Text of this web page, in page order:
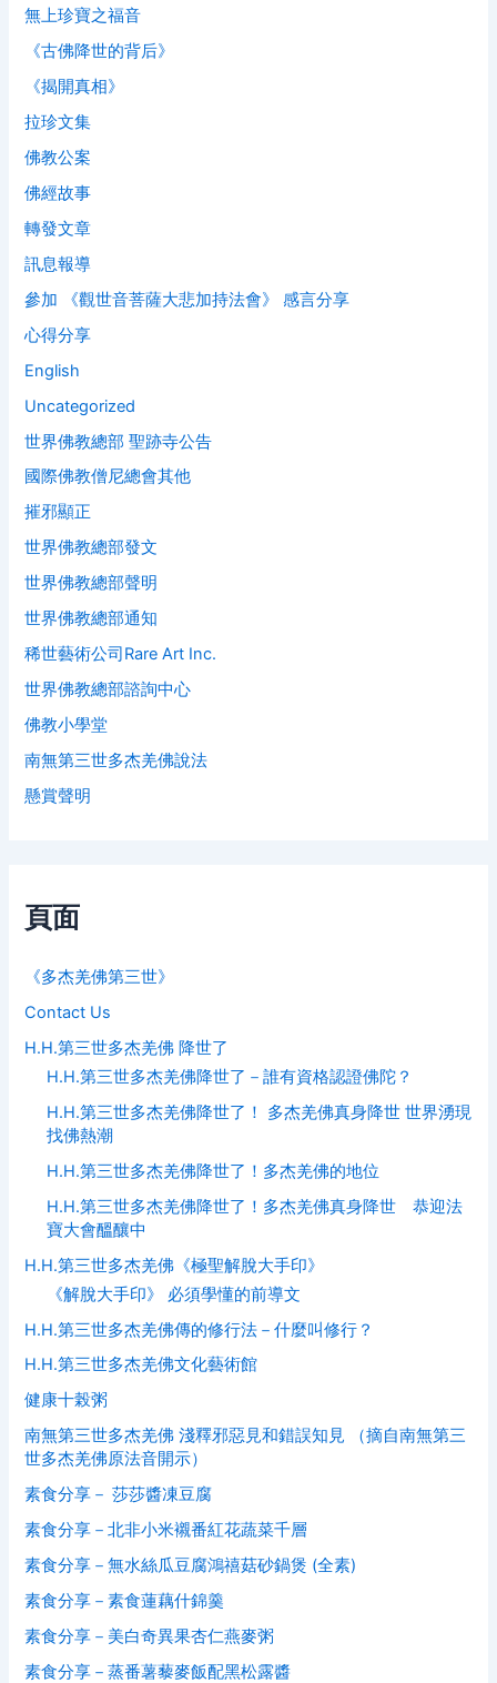
無上珍寶之福音
《古佛降世的背后》
《揭開真相》
拉珍文集
佛教公案
佛經故事
轉發文章
訊息報導
參加 《觀世音菩薩大悲加持法會》 感言分享
心得分享
English
Uncategorized
世界佛教總部 聖跡寺公告
國際佛教僧尼總會其他
摧邪顯正
世界佛教總部發文
世界佛教總部聲明
世界佛教總部通知
稀世藝術公司Rare Art Inc.
世界佛教總部諮詢中心
佛教小學堂
南無第三世多杰羌佛說法
懸賞聲明
頁面
《多杰羌佛第三世》
Contact Us
H.H.第三世多杰羌佛 降世了
H.H.第三世多杰羌佛降世了－誰有資格認證佛陀？
H.H.第三世多杰羌佛降世了！ 多杰羌佛真身降世 世界湧現
找佛熱潮
H.H.第三世多杰羌佛降世了！多杰羌佛的地位
H.H.第三世多杰羌佛降世了！多杰羌佛真身降世 恭迎法
寶大會醞釀中
H.H.第三世多杰羌佛《極聖解脫大手印》
《解脫大手印》 必須學懂的前導文
H.H.第三世多杰羌佛傳的修行法－什麼叫修行？
H.H.第三世多杰羌佛文化藝術館
健康十榖粥
南無第三世多杰羌佛 淺釋邪惡見和錯誤知見 （摘自南無第三
世多杰羌佛原法音開示）
素食分享－ 莎莎醬凍豆腐
素食分享－北非小米襯番紅花蔬菜千層
素食分享－無水絲瓜豆腐鴻禧菇砂鍋煲 (全素)
素食分享－素食蓮藕什錦羹
素食分享－美白奇異果杏仁燕麥粥
素食分享－蒸番薯藜麥飯配黑松露醬